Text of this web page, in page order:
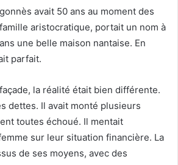
avait 50 ans au moment des
aristocratique, portait un nom à
une belle maison nantaise. En
parfait.
la réalité était bien différente.
dettes. Il avait monté plusieurs
toutes échoué. Il mentait
sur leur situation financière. La
de ses moyens, avec des